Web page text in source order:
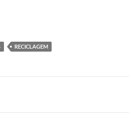
RECICLAGEM